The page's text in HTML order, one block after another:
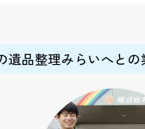
遺品整理みらいへと